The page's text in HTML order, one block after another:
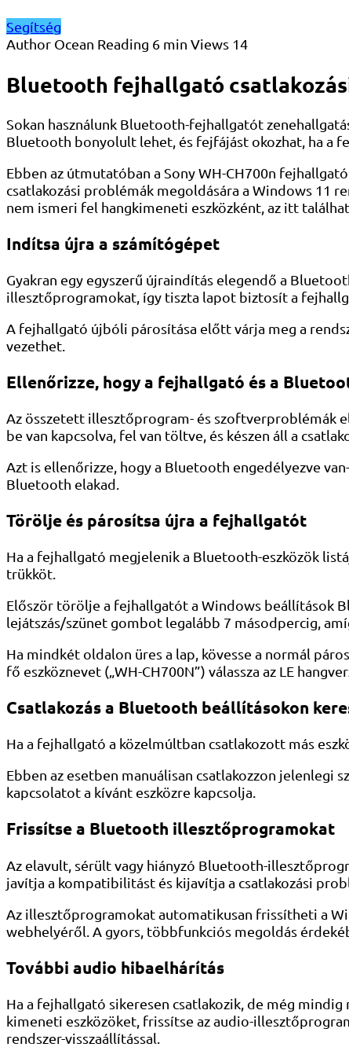
Segítség
Author Ocean Reading 6 min Views 14
Bluetooth fejhallgató
Sokan használunk Bluetooth-fejhallgatót
Bluetooth bonyolult lehet, és fejfájást okozhat, ha a
Ebben az útmutatóban a Sony WH-CH700n
csatlakozási problémák megoldására a Windows 11
nem ismeri fel hangkimeneti eszközként, az itt
Indítsa újra a számítógépet
Gyakran egy egyszerű újraindítás elegendő a
illesztőprogramokat, így tiszta lapot biztosít a
A fejhallgató újbóli párosítása előtt várja meg a
vezethet.
Ellenőrizze, hogy a fejhallgató és a
Az összetett illesztőprogram- és szoftverproblémák
be van kapcsolva, fel van töltve, és készen áll a
Azt is ellenőrizze, hogy a Bluetooth engedélyezve
Bluetooth elakad.
Törölje és párosítsa újra a fejhallgatót
Ha a fejhallgató megjelenik a Bluetooth-eszközök
trükköt.
Először törölje a fejhallgatót a Windows beállítások
lejátszás/szünet gombot legalább 7 másodpercig,
Ha mindkét oldalon üres a lap, kövesse a normál
fő eszköznevet („WH-CH700N”) válassza az LE
Csatlakozás a Bluetooth beállításokon
Ha a fejhallgató a közelmúltban csatlakozott más
Ebben az esetben manuálisan csatlakozzon
kapcsolatot a kívánt eszközre kapcsolja.
Frissítse a Bluetooth illesztőprogramokat
Az elavult, sérült vagy hiányzó Bluetooth-
javítja a kompatibilitást és kijavítja a csatlakozási
Az illesztőprogramokat automatikusan frissítheti a
webhelyéről. A gyors, többfunkciós megoldás
További audio hibaelhárítás
Ha a fejhallgató sikeresen csatlakozik, de még
kimeneti eszközöket, frissítse az audio-
rendszer-visszaállítással.